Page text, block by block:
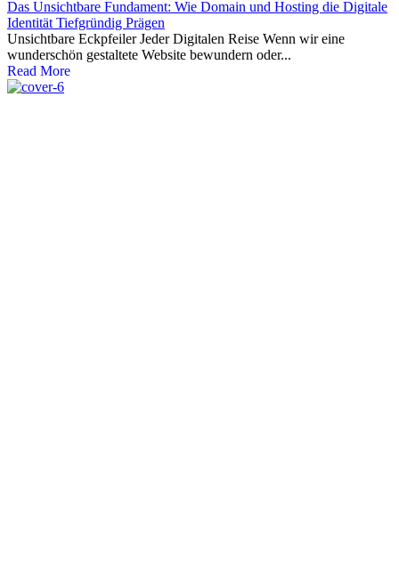
Das Unsichtbare Fundament: Wie Domain und Hosting die Digitale
Identität Tiefgründig Prägen
Unsichtbare Eckpfeiler Jeder Digitalen Reise Wenn wir eine
wunderschön gestaltete Website bewundern oder...
Read More